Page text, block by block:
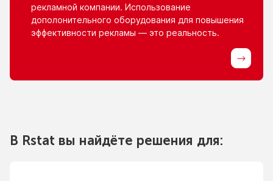
рекламной компании. Использование
дополонительного оборудования для повышения
эффективности рекламы — это реальность.
В Rstat вы найдёте решения для: